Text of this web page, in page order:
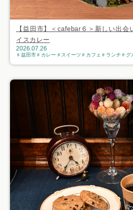
【益田市】＜cafebar６＞新しい出
イスカレー
2026.07.26
益田市 カレー スイーツ カフェ ランチ グ